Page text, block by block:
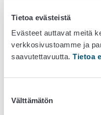
Tietoa evästeistä
Evästeet auttavat meitä
verkkosivustoamme ja
saavutettavuutta. Tietoa
valinta
Välttämätön
Eurooppalainen verkkoalusta
elintarviketurvallisuuden
Turvallinen ja ravitseva
elintarvikeketjun